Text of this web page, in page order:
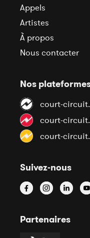
Appels
Artistes
À propos
Nous contacter
Nos
court-
court-
court-
Suivez-nous
Partenaires